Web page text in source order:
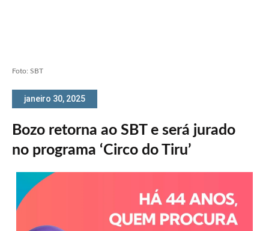
Foto: SBT
janeiro 30, 2025
Bozo retorna ao SBT e será jurado
no programa ‘Circo do Tiru’